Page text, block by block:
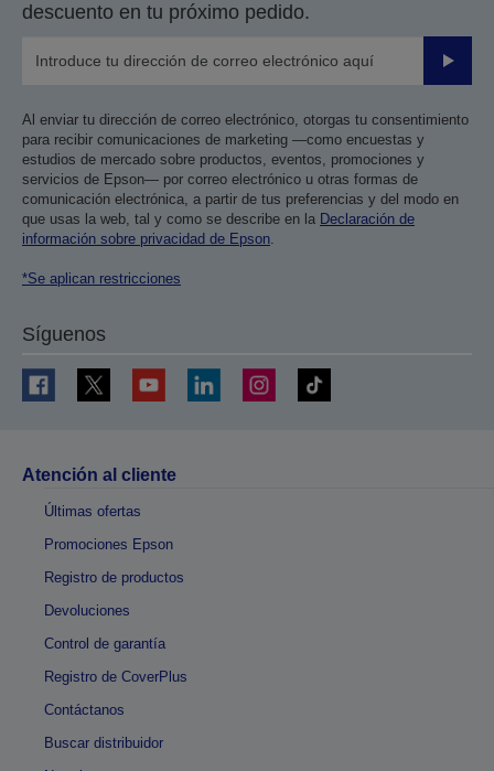
descuento en tu próximo pedido.
Enviar
Al enviar tu dirección de correo electrónico, otorgas tu consentimiento
para recibir comunicaciones de marketing —como encuestas y
estudios de mercado sobre productos, eventos, promociones y
servicios de Epson— por correo electrónico u otras formas de
comunicación electrónica, a partir de tus preferencias y del modo en
que usas la web, tal y como se describe en la Declaración de
información sobre privacidad de Epson.
*Se aplican restricciones
Síguenos
Atención al cliente
Últimas ofertas
Promociones Epson
Registro de productos
Devoluciones
Control de garantía
Registro de CoverPlus
Contáctanos
Buscar distribuidor